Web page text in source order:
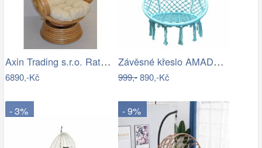
Axin Trading s.r.o. Ratanové houpací…
6890,-Kč
Závěsné křeslo AMADO 2 NEW Tempo Kondela
999,-890,-Kč
- 3% - 9%